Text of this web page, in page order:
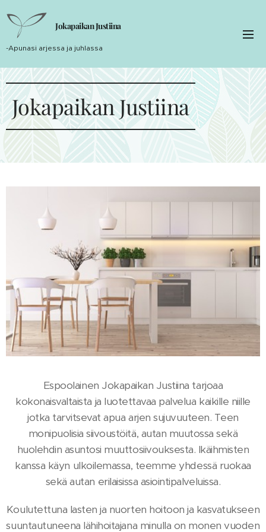
Jokapaikan Justiina
-Apunasi arjessa ja juhlassa
Jokapaikan Justiina
Espoolainen Jokapaikan Justiina tarjoaa
kokonaisvaltaista ja luotettavaa palvelua kaikille niille
jotka tarvitsevat apua arjen sujuvuuteen. Teen
monipuolisia siivoustöitä, autan muutossa sekä
huolehdin asuntosi muuttosiivouksesta. Ikäihmisten
kanssa käyn ulkoilemassa, teemme yhdessä ruokaa
sekä autan erilaisissa asiointipalveluissa.
Koulutettuna lasten ja nuorten hoitoon ja kasvatukseen
suuntautuneena lähihoitajana minulla on monen vuoden